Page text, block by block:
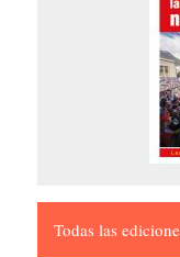
Todas las